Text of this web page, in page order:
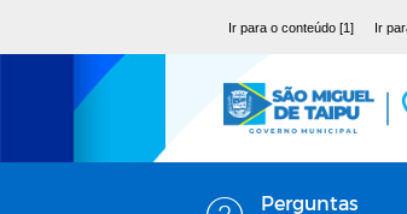
Ir para o conteúdo [1] Ir
Perguntas